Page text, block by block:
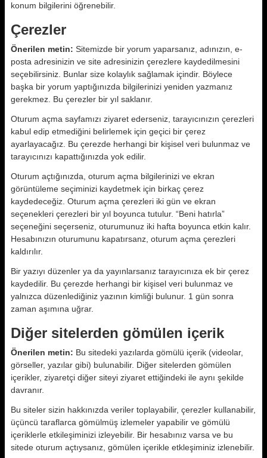
konum bilgilerini öğrenebilir.
Çerezler
Önerilen metin: Sitemizde bir yorum yaparsanız, adınızın, e-
posta adresinizin ve site adresinizin çerezlere kaydedilmesini
seçebilirsiniz. Bunlar size kolaylık sağlamak içindir. Böylece
başka bir yorum yaptığınızda bilgilerinizi yeniden yazmanız
gerekmez. Bu çerezler bir yıl saklanır.
Oturum açma sayfamızı ziyaret ederseniz, tarayıcınızın çerezleri
kabul edip etmediğini belirlemek için geçici bir çerez
ayarlayacağız. Bu çerezde herhangi bir kişisel veri bulunmaz ve
tarayıcınızı kapattığınızda yok edilir.
Oturum açtığınızda, oturum açma bilgilerinizi ve ekran
görüntüleme seçiminizi kaydetmek için birkaç çerez
kaydedeceğiz. Oturum açma çerezleri iki gün ve ekran
seçenekleri çerezleri bir yıl boyunca tutulur. “Beni hatırla”
seçeneğini seçerseniz, oturumunuz iki hafta boyunca etkin kalır.
Hesabınızın oturumunu kapatırsanz, oturum açma çerezleri
kaldırılır.
Bir yazıyı düzenler ya da yayınlarsanız tarayıcınıza ek bir çerez
kaydedilir. Bu çerezde herhangi bir kişisel veri bulunmaz ve
yalnızca düzenlediğiniz yazının kimliği bulunur. 1 gün sonra
zaman aşımına uğrar.
Diğer sitelerden gömülen içerik
Önerilen metin: Bu sitedeki yazılarda gömülü içerik (videolar,
görseller, yazılar gibi) bulunabilir. Diğer sitelerden gömülen
içerikler, ziyaretçi diğer siteyi ziyaret ettiğindeki ile aynı şekilde
davranır.
Bu siteler sizin hakkınızda veriler toplayabilir, çerezler kullanabilir,
üçüncü taraflarca gömülmüş izlemeler yapabilir ve gömülü
içeriklerle etkileşiminizi izleyebilir. Bir hesabınız varsa ve bu
sitede oturum açtıysanız, gömülen içerikle etkleşiminiz izlenebilir.